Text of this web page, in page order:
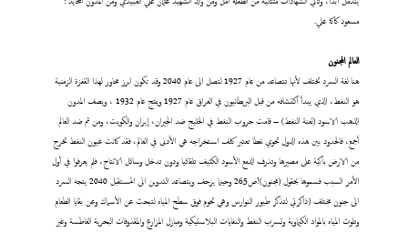
مسعود كاكا علي.
العالم المجنون
هنا لغة السرد تختلف لأنها تتصاعد من عام 1927 لتصل الى عام 2040 وقد تكون ابرز محاور لهذا القفزة الزمنية
هو النفط، الذي يبدأ اكتشافه من قبل البريطانيون في العراق عام 1927 وينتج عام 1932 ، ويصف المدون
الذهب الاسود (لعنة النفط) – قامت حروب النفط في الخليج ضد الجيران، إيران والكويت، ومن ثم ضد العالم
أجمع، فالحدود بين هذه الدول تحوي نفطا تعتبر كلف استخراجه هي الأدنى في العالم، فقد كانت عيون النفط تخرج
من الارض باكية على مصيرها وتذرف الدمع الأسود الكثيف تلقائيا ودون تدخل وسائل الانتاج، فلم يعرفوا في أول
الأمر السبب فسموها بحقول (مجنون)!ص265 وحينما يزحف ويتصاعد التدوين الى المستقبل 2040 يتجه السرد
الى جنون مختلف (ذاكرتي لتذكر طيور النوارس وهي تحوم فوق سطح المياه لتبحث عن الأسماك وعن بقايا الطعام
وتلوث المياه بالمواد الكيماوية وتسرب النفط والنفايات البلاستيكية ومبازل المزارع والمقذوفات البحرية الغاطسة وغير